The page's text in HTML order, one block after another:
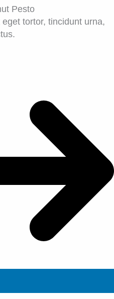
Pesto
tortor, tincidunt urna,